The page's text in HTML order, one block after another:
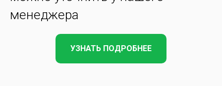
менеджера
УЗНАТЬ ПОДРОБНЕЕ